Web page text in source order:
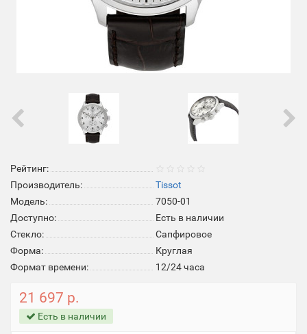
Рейтинг:
Производитель:
Tissot
Модель:
7050-01
Доступно:
Есть в наличии
Стекло:
Cапфировое
Форма:
Круглая
Формат времени:
12/24 часа
21 697 р.
Есть в наличии